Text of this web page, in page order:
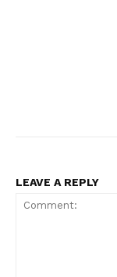
LEAVE A REPLY